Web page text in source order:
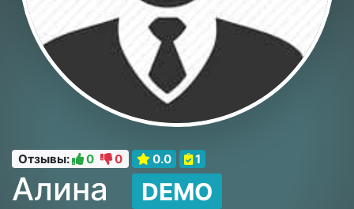
Отзывы: 0 0 0.0 1
Алина DEMO